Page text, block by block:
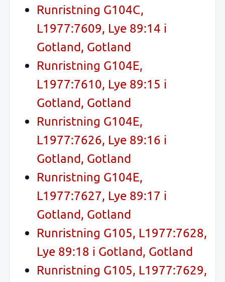
Runristning G104C,
L1977:7609, Lye 89:14 i
Gotland, Gotland
Runristning G104E,
L1977:7610, Lye 89:15 i
Gotland, Gotland
Runristning G104E,
L1977:7626, Lye 89:16 i
Gotland, Gotland
Runristning G104E,
L1977:7627, Lye 89:17 i
Gotland, Gotland
Runristning G105, L1977:7628,
Lye 89:18 i Gotland, Gotland
Runristning G105, L1977:7629,